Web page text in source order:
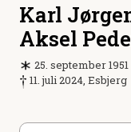
Karl
Aksel
25. september 1951
11. juli 2024, Esbjerg